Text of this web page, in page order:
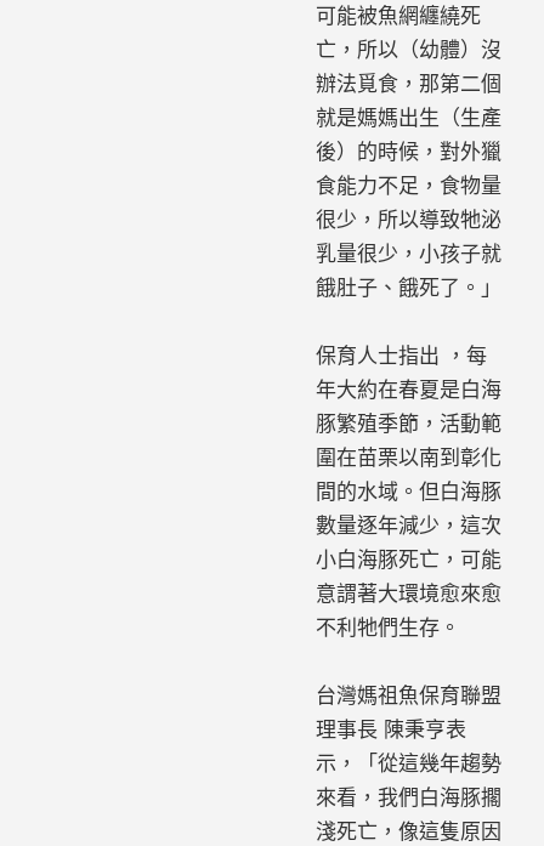
可能被魚網纏繞死
亡，所以（幼體）沒
辦法覓食，那第二個
就是媽媽出生（生產
後）的時候，對外獵
食能力不足，食物量
很少，所以導致牠泌
乳量很少，小孩子就
餓肚子、餓死了。」
保育人士指出 ，每
年大約在春夏是白海
豚繁殖季節，活動範
圍在苗栗以南到彰化
間的水域。但白海豚
數量逐年減少，這次
小白海豚死亡，可能
意謂著大環境愈來愈
不利牠們生存。
台灣媽祖魚保育聯盟
理事長 陳秉亨表
示，「從這幾年趨勢
來看，我們白海豚擱
淺死亡，像這隻原因